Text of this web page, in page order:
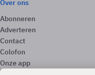
Over ons
Abonneren
Adverteren
Contact
Colofon
Onze app